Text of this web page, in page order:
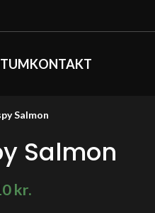
KONTAKT
Salmon
Salmon
kr.